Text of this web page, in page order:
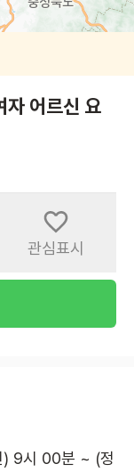
어르신 요
관심표시
) 9시 00분 ~ (정